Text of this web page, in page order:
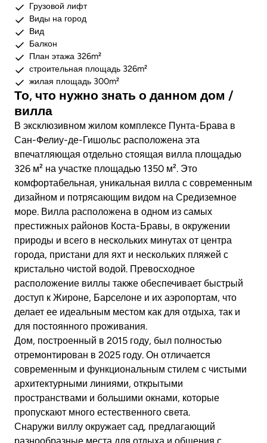
Грузовой лифт
Виды на город
Вид
Балкон
План этажа 326m²
строительная площадь 326m²
жилая площадь 300m²
То, что нужно знать о данном дом /
вилла
В эксклюзивном жилом комплексе Пунта-Брава в
Сан-Фелиу-де-Гишольс расположена эта
впечатляющая отдельно стоящая вилла площадью
326 м² на участке площадью 1350 м². Это
комфортабельная, уникальная вилла с современным
дизайном и потрясающим видом на Средиземное
море. Вилла расположена в одном из самых
престижных районов Коста-Бравы, в окружении
природы и всего в нескольких минутах от центра
города, пристани для яхт и нескольких пляжей с
кристально чистой водой. Превосходное
расположение виллы также обеспечивает быстрый
доступ к Жироне, Барселоне и их аэропортам, что
делает ее идеальным местом как для отдыха, так и
для постоянного проживания.
Дом, построенный в 2015 году, был полностью
отремонтирован в 2025 году. Он отличается
современным и функциональным стилем с чистыми
архитектурными линиями, открытыми
пространствами и большими окнами, которые
пропускают много естественного света.
Снаружи виллу окружает сад, предлагающий